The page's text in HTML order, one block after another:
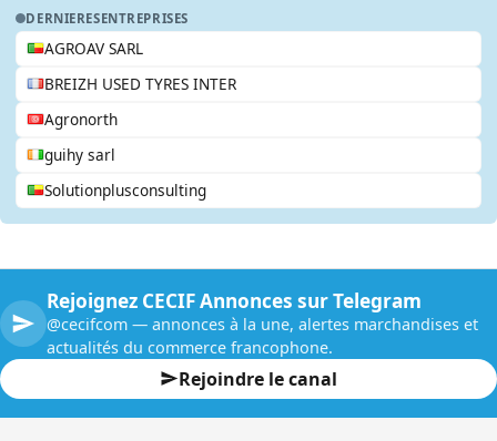
DERNIERESENTREPRISES
AGROAV SARL
BREIZH USED TYRES INTER
Agronorth
guihy sarl
Solutionplusconsulting
Rejoignez CECIF Annonces sur Telegram
@cecifcom — annonces à la une, alertes marchandises et
actualités du commerce francophone.
Rejoindre le canal